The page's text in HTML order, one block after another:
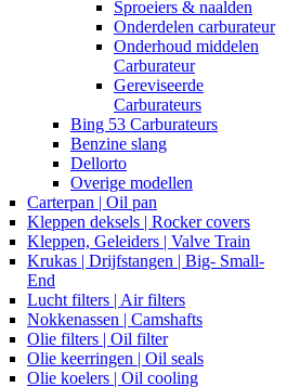
Sproeiers & naalden
Onderdelen carburateur
Onderhoud middelen
Carburateur
Gereviseerde
Carburateurs
Bing 53 Carburateurs
Benzine slang
Dellorto
Overige modellen
Carterpan | Oil pan
Kleppen deksels | Rocker covers
Kleppen, Geleiders | Valve Train
Krukas | Drijfstangen | Big- Small-
End
Lucht filters | Air filters
Nokkenassen | Camshafts
Olie filters | Oil filter
Olie keerringen | Oil seals
Olie koelers | Oil cooling